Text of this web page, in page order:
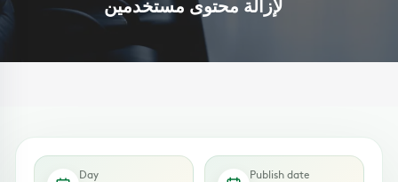
Day Publish date